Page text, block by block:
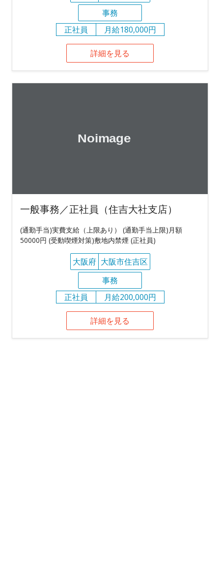
事務
正社員
月給180,000円
詳細を見る
一般事務／正社員（住吉大社支店）
(通勤手当)実費支給（上限あり） (通勤手当上限)月額
50000円 (受動喫煙対策)敷地内禁煙 (正社員)
大阪府 大阪市住吉区
事務
正社員
月給200,000円
詳細を見る